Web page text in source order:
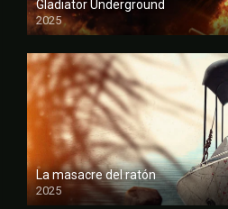
Gladiator Underground
2025
FULL HD
La masacre del ratón
2025
FULL HD